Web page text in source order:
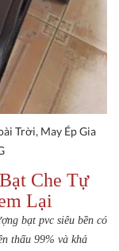
Trời, May Ép Gia
Che Tự
Lại
bạt pvc siêu bền có
thấu 99% và khả